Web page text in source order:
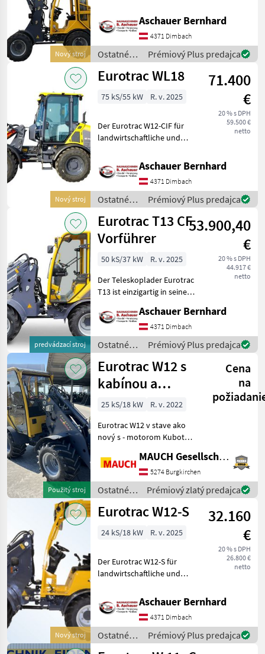
Nový stroj
ausgestattet mit: Joystick-
Steuerung zusätzliche hydr.
Funktion am Joystick hydr.
Schn
Aschauer Bernhard
4371 Dimbach
Ostatné
poľnohospodárske
silové
Eurotrac
Prémiový Plus predajca
Nový stroj
Eurotrac WL18
71.400
€
20 % s DPH
59.500 €
netto
75 kS/55 kW R. v. 2025
Der Eurotrac W12-CIF für
landwirtschaftliche und
Serienmäßig ausgestattet
mit: Kubota V3307 Stufe V
Dieselmotor
Hydrostatischer Antrieb L
Aschauer Bernhard
4371 Dimbach
Ostatné
poľnohospodárske
silové
stroje /
Eurotrac
Prémiový Plus predajca
predvádzací stroj
Eurotrac T13 CF
Vorführer
53.900,40
€
20 % s DPH
44.917 €
netto
50 kS/37 kW
R. v. 2025
Der Teleskoplader Eurotrac
T13 ist einzigartig in seiner
ausgestattet mit: Joystick-
Steuerung Extra hydr.
Funktion am Joystick Hydr.
Schnellw
Aschauer Bernhard
4371 Dimbach
Ostatné
poľnohospodárske
silové
stroje /
Eurotrac
Prémiový Plus predajca
Použitý stroj
Eurotrac W12 s
kabínou a
uchytením Euro
Cena
na
25 kS/18 kW
R. v. 2022
Eurotrac W12 v stave ako
nový s - motorom Kubota -
osvetlením - predným LED
svetelným pásom - zadným
LED blikajúcim svetlom -
spätnými svetlami -
MAUCH Gesellschaft m.b.H. & Co.KG
5274 Burgkirchen
Ostatné
poľnohospodárske
silové
Eurotrac
Prémiový zlatý predajca
Nový stroj
Eurotrac W12-S
32.160
€
20 % s DPH
26.800 €
netto
24 kS/18 kW R. v. 2025
Der Eurotrac W12-S für
landwirtschaftliche und
ausgestattet mit: Kubota
StageV Motor Extra Hydr.
Funktion am Joystick Hydr.
Schneller Wec
Aschauer Bernhard
4371 Dimbach
Ostatné
poľnohospodárske
Prémiový Plus predajca